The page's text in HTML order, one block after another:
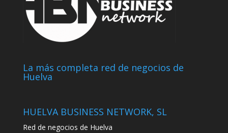
La más completa red de negocios de
Huelva
HUELVA BUSINESS NETWORK, SL
Red de negocios de Huelva